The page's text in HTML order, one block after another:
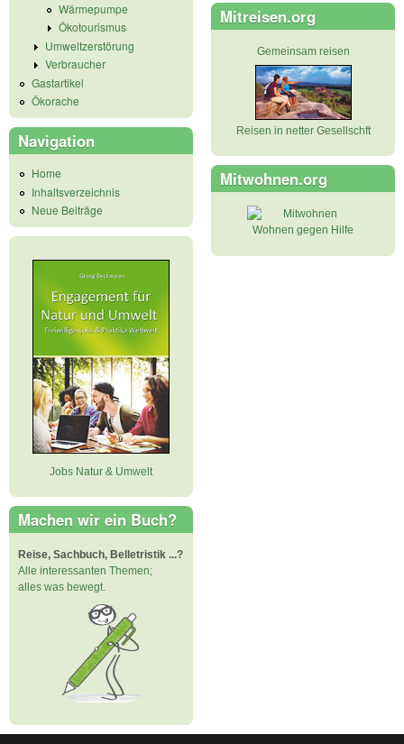
Wärmepumpe
Ökotourismus
Umweltzerstörung
Verbraucher
Gastartikel
Ökorache
Navigation
Home
Inhaltsverzeichnis
Neue Beiträge
Jobs Natur & Umwelt
Machen wir ein Buch?
Reise, Sachbuch, Belletristik ...?
Alle interessanten Themen;
alles was bewegt.
Mitreisen.org
Gemeinsam reisen
Reisen in netter Gesellschft
Mitwohnen.org
Wohnen gegen Hilfe